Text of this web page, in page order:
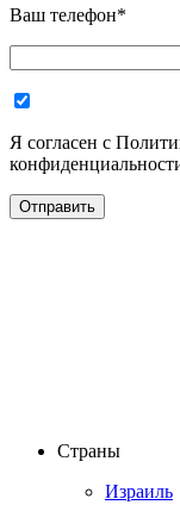
Ваш телефон*
Я согласен с
Страны
Израиль